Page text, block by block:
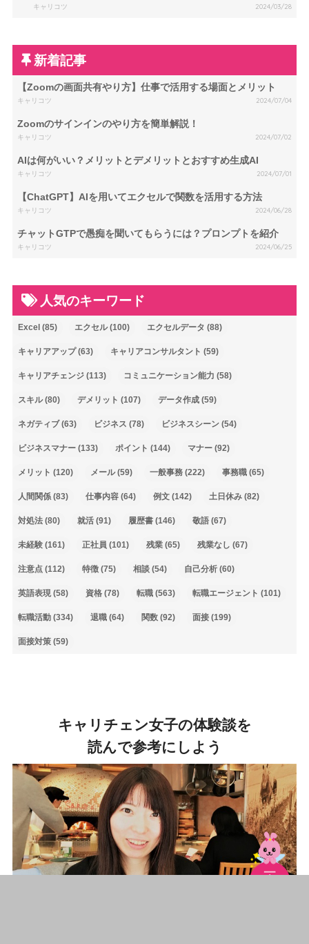
キャリコツ 2024/03/28
新着記事
【Zoomの画面共有やり方】仕事で活用する場面とメリット
キャリコツ 2024/07/04
Zoomのサインインのやり方を簡単解説！
キャリコツ 2024/07/02
AIは何がいい？メリットとデメリットとおすすめ生成AI
キャリコツ 2024/07/01
【ChatGPT】AIを用いてエクセルで関数を活用する方法
キャリコツ 2024/06/28
チャットGTPで愚痴を聞いてもらうには？プロンプトを紹介
キャリコツ 2024/06/25
人気のキーワード
Excel (85) エクセル(100) エクセルデータ (88)
キャリアアップ(63) キャリアコンサルタント (59)
キャリアチェンジ(113) コミュニケーション能力 (58)
スキル(80) デメリット (107) データ作成(59)
ネガティブ(63) ビジネス (78) ビジネスシーン(54)
ビジネスマナー(133) ポイント (144) マナー(92)
メリット (120) メール(59) 一般事務(222) 事務職(65)
人間関係(83) 仕事内容(64) 例文(142) 土日休み(82)
対処法(80) 就活(91) 履歴書(146) 敬語(67)
未経験(161) 正社員 (101) 残業(65) 残業なし (67)
注意点(112) 特徴(75) 相談(54) 自己分析(60)
英語表現(58) 資格(78) 転職(563) 転職エージェント (101)
転職活動(334) 退職(64) 関数(92) 面接(199)
面接対策(59)
キャリチェン女子の体験談を
読んで参考にしよう